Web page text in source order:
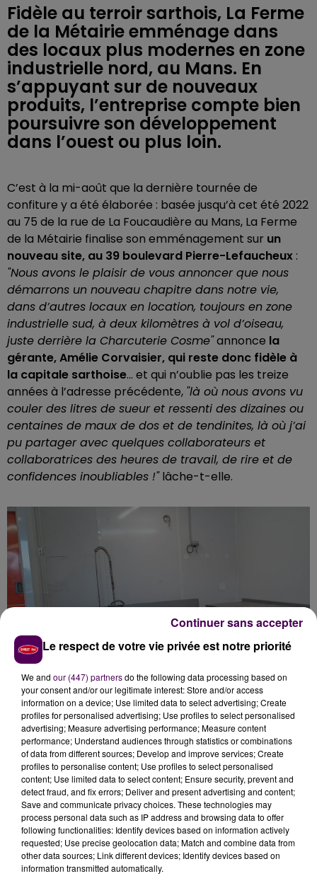
Fidèle au terroir sarthois, La Ferme
de la Métairie emménage dans
des locaux plus modernes en zone
industrielle nord, au Mans. En
s’appuyant sur de nouveaux
produits, l’entreprise compte bien
poursuivre son développement
dans l’ouest ou plus loin.
C’est à la mi-août que la dernière tournée de
confiture y a été élaborée : basée jusqu’à cet été 2022
au 75 de la rue de La Foucaudière au Mans, La Ferme
de la Métairie finalise son emménagement sur un
nouveau site, au 39 boulevard Pierre-Lefaucheux :
"Nous avons le plaisir de vous annoncer que nous
démarrons un nouveau chapitre dans notre vie,
dans d’autres locaux en location, toujours en zone
industrielle sud, à deux kilomètres à vol d’oiseau,
juste derrière la Charcuterie Cosme"annonce la
gérante, Amélie Corvaisier, qui reste donc fidèle à
la capitale sarthoise... et qui n’oublie pas les treize
années à l’adresse précédente, "là où nous avons vu
couler des litres de sueur et ressenti des dizaines ou
centaines de maux de dos et de tendinites, là où j’ai
pu partager avec quelques collaborateurs et
collaboratrices des heures de travail, de rire et de
confidences inoubliables !"lâche-t-elle.
UN KETCHUP BIO"MADE IN SARTHE"
Ce déménagement a été l’occasion d’investir, de
moderniser l’outil de travail pour réduire la pénibilité
et gagner en efficacité autant qu’en nouveaux
marchés, mais aussi et surtout de développer des
gammes inédites, avecnotamment un tout premier
Le respect de votre vie privée est notre priorité
We and our (447) partnersdo the following data processing based on
your consent and/or our legitimate interest: Store and/or access
information on a device; Use limited data to select advertising; Create
profiles for personalised advertising; Use profiles to select personalised
advertising; Measure advertising performance; Measure content
performance; Understand audiences through statistics or combinations
of data from different sources; Develop and improve services; Create
profiles to personalise content; Use profiles to select personalised
content; Use limited data to select content; Ensure security, prevent and
detect fraud, and fix errors; Deliver and present advertising and content;
Save and communicate privacy choices. These technologies may
process personal data such as IP address and browsing data to offer
following functionalities: Identify devices based on information actively
requested; Use precise geolocation data; Match and combine data from
other data sources; Link different devices; Identify devices based on
information transmitted automatically.
Continuer sans accepter